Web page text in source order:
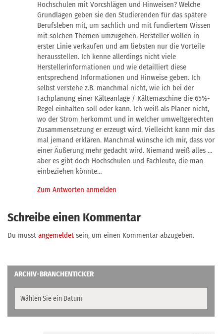
Hochschulen mit Vorcshlägen und Hinweisen? Welche
Grundlagen geben sie den Studierenden für das spätere
Berufsleben mit, um sachlich und mit fundiertem Wissen
mit solchen Themen umzugehen. Hersteller wollen in
erster Linie verkaufen und am liebsten nur die Vorteile
herausstellen. Ich kenne allerdings nicht viele
Herstellerinformationen und wie detailliert diese
entsprechend Informationen und Hinweise geben. Ich
selbst verstehe z.B. manchmal nicht, wie ich bei der
Fachplanung einer Kälteanlage / Kältemaschine die 65%-
Regel einhalten soll oder kann. Ich weiß als Planer nicht,
wo der Strom herkommt und in welcher umweltgerechten
Zusammensetzung er erzeugt wird. Vielleicht kann mir das
mal jemand erklären. Manchmal wünsche ich mir, dass vor
einer Äußerung mehr gedacht wird. Niemand weiß alles …
aber es gibt doch Hochschulen und Fachleute, die man
einbeziehen könnte…
Zum Antworten anmelden
Schreibe einen Kommentar
Du musst angemeldet sein, um einen Kommentar abzugeben.
ARCHIV-BRANCHENTICKER